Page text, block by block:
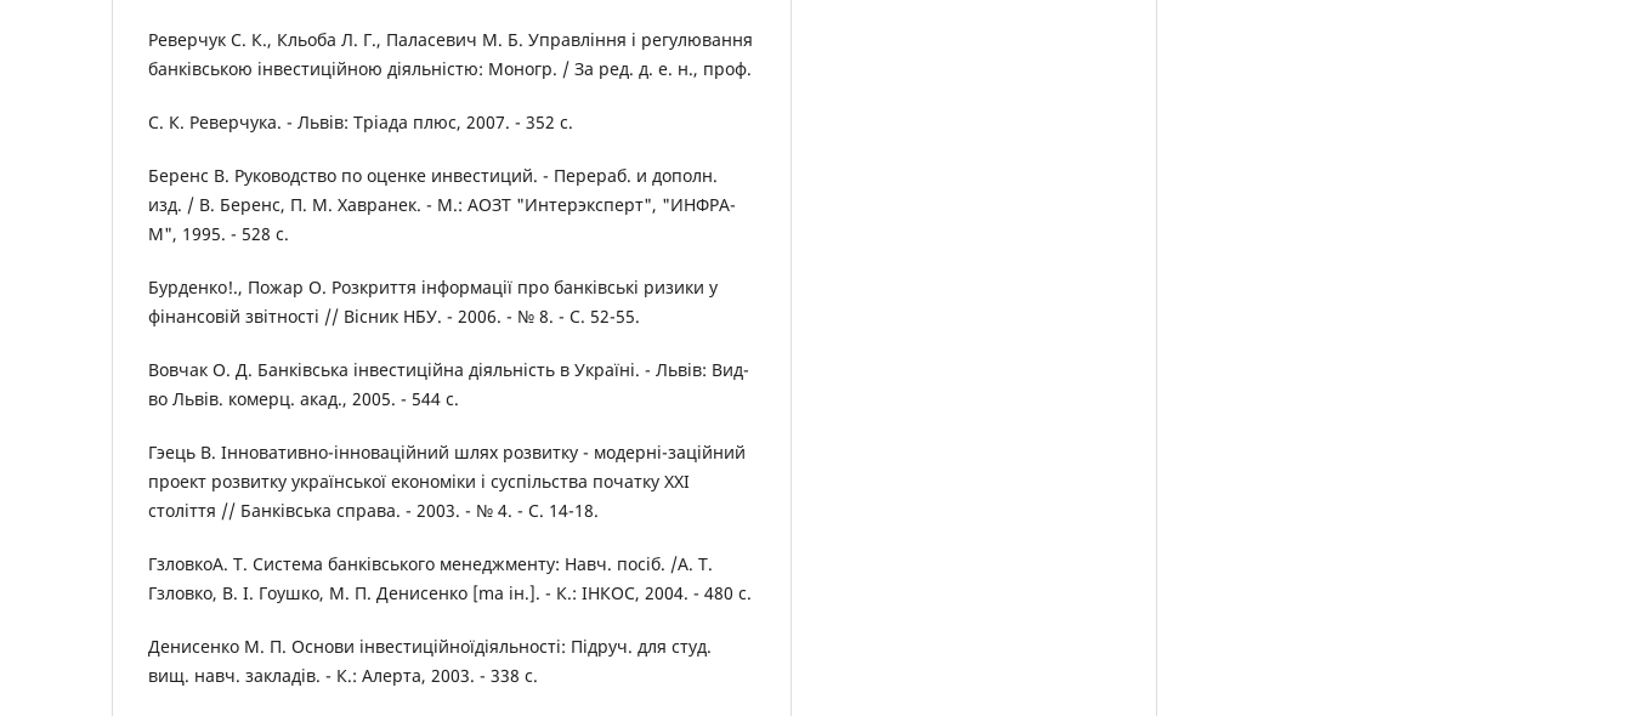
Реверчук С. К., Кльоба Л. Г., Паласевич М. Б. Управління і регулювання
банківською інвестиційною діяльністю: Моногр. / За ред. д. е. н., проф.
С. К. Реверчука. - Львів: Тріада плюс, 2007. - 352 с.
Беренс В. Руководство по оценке инвестиций. - Перераб. и дополн.
изд. / В. Беренс, П. М. Хавранек. - М.: АОЗТ "Интерэксперт", "ИНФРА-
М", 1995. - 528 с.
Бурденко!., Пожар О. Розкриття інформації про банківські ризики у
фінансовій звітності // Вісник НБУ. - 2006. - № 8. - С. 52-55.
Вовчак О. Д. Банківська інвестиційна діяльність в Україні. - Львів: Вид-
во Львів. комерц. акад., 2005. - 544 с.
Гэець В. Інновативно-інноваційний шлях розвитку - модерні-заційний
проект розвитку української економіки і суспільства початку XXI
століття // Банківська справа. - 2003. - № 4. - С. 14-18.
ГзловкоА. Т. Система банківського менеджменту: Навч. посіб. /А. Т.
Гзловко, В. І. Гоушко, М. П. Денисенко [ma ін.]. - К.: ІНКОС, 2004. - 480 с.
Денисенко М. П. Основи інвестиційноїдіяльності: Підруч. для студ.
вищ. навч. закладів. - К.: Алерта, 2003. - 338 с.